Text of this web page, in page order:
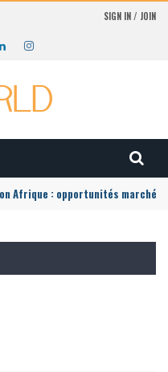
SIGN IN / JOIN
Afrique : opportunités marché